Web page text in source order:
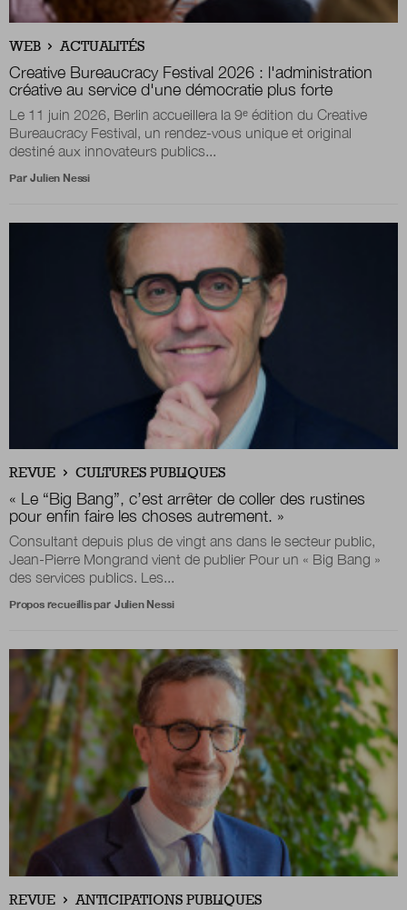
Boutique
Qui sommes-nous ?
Newsletter
Renseignez votre email afin de suivre l'actualité
de la transformation publique.
Nous suivre sur Twitter
WEB ACTUALITÉS
Creative Bureaucracy Festival 2026 : l'administration
créative au service d'une démocratie plus forte
Le 11 juin 2026, Berlin accueillera la 9ᵉ édition du Creative
Bureaucracy Festival, un rendez-vous unique et original
destiné aux innovateurs publics...
Par Julien Nessi
REVUE CULTURES PUBLIQUES
« Le “Big Bang”, c’est arrêter de coller des rustines
pour enfin faire les choses autrement. »
Consultant depuis plus de vingt ans dans le secteur public,
Jean-Pierre Mongrand vient de publier Pour un « Big Bang »
des services publics. Les...
Propos recueillis par Julien Nessi
REVUE ANTICIPATIONS PUBLIQUES